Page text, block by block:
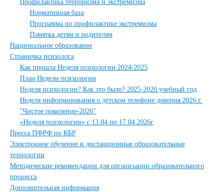
Профилактика терроризма и экстремизма
Нормативная база
Программа по профилактике экстремизма
Памятка детям и родителям
Национальное образование
Страничка психолога
Как прошла Неделя психологии 2024-2025
План Недели психологии
Неделя психологии? Как это было? 2025-2026 учебный год
Неделя информирования о детском телефоне доверия 2026 г.
"Чистое поколение-2026"
«Неделя психологии» с 13.04 по 17.04 2026г
Пресса ПФРФ по КБР
Электронное обучение и дистанционные образовательные
технологии
Методические рекомендации для организации образовательного
процесса
Дополнительная информация